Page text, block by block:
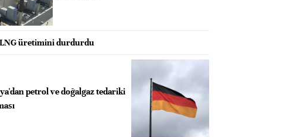
üretimini durdurdu
petrol ve doğalgaz tedariki